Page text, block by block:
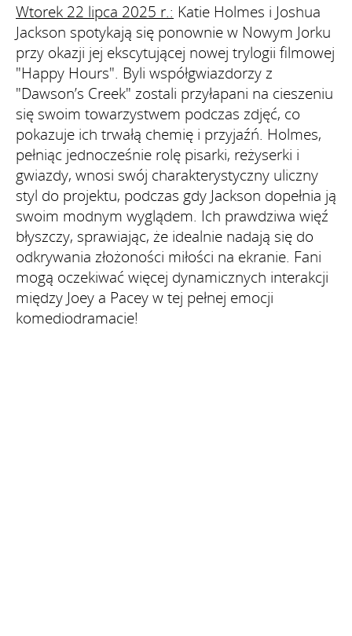
Wtorek 22 lipca 2025 r.: Katie Holmes i Joshua
Jackson spotykają się ponownie w Nowym Jorku
przy okazji jej ekscytującej nowej trylogii filmowej
"Happy Hours". Byli współgwiazdorzy z
"Dawson’s Creek" zostali przyłapani na cieszeniu
się swoim towarzystwem podczas zdjęć, co
pokazuje ich trwałą chemię i przyjaźń. Holmes,
pełniąc jednocześnie rolę pisarki, reżyserki i
gwiazdy, wnosi swój charakterystyczny uliczny
styl do projektu, podczas gdy Jackson dopełnia ją
swoim modnym wyglądem. Ich prawdziwa więź
błyszczy, sprawiając, że idealnie nadają się do
odkrywania złożoności miłości na ekranie. Fani
mogą oczekiwać więcej dynamicznych interakcji
między Joey a Pacey w tej pełnej emocji
komediodramacie!